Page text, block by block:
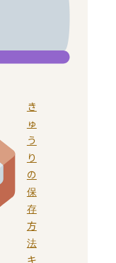
き
ゅ
う
り
の
保
存
方
法
キ